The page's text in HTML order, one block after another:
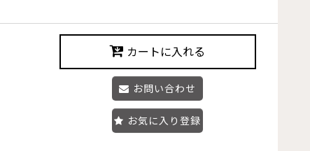
カートに入れる
お問い合わせ
お気に入り登録